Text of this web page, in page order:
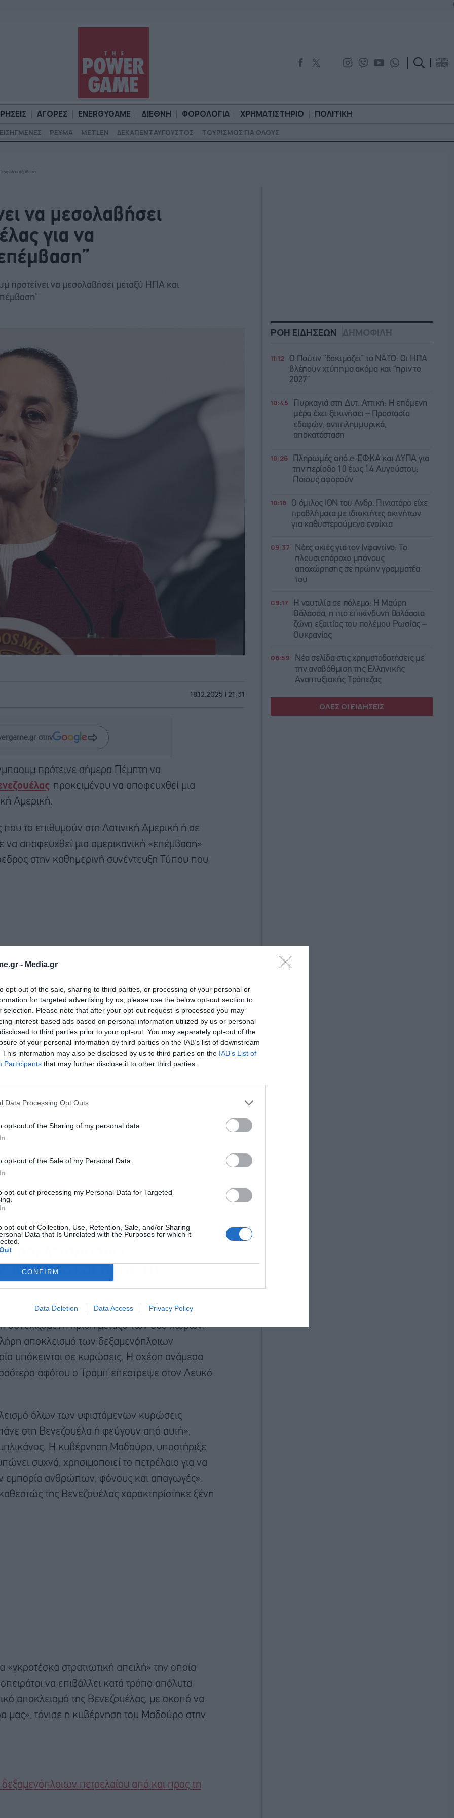
- Media.gr
opt-out of the sale, sharing to third parties, or processing of your personal or
for targeted advertising by us, please use the below opt-out section to
selection. Please note that after your opt-out request is processed you may
interest-based ads based on personal information utilized by us or personal
to third parties prior to your opt-out. You may separately opt-out of the
of your personal information by third parties on the IAB’s list of downstream
This information may also be disclosed by us to third parties on the IAB’s List of
Participants that may further disclose it to other third parties.
Data Processing Opt Outs
opt-out of the Sharing of my personal data.
opt-out of the Sale of my Personal Data.
opt-out of processing my Personal Data for Targeted
opt-out of Collection, Use, Retention, Sale, and/or Sharing
Data that Is Unrelated with the Purposes for which it
CONFIRM
Data Deletion Data Access Privacy Policy
ΑΓΟΡΕΣ ENERGYGAME ΔΙΕΘΝΗ ΦΟΡΟΛΟΓΙΑ ΧΡΗΜΑΤΙΣΤΗΡΙΟ ΠΟΛΙΤΙΚΗ
ΕΙΣΗΓΜΕΝΕΣ ΡΕΥΜΑ METLEN ΔΕΚΑΠΕΝΤΑΥΓΟΥΣΤΟΣ ΤΟΥΡΙΣΜΟΣ ΓΙΑ ΟΛΟΥΣ
ΕΠΙΧΕΙΡΗΣΕΙΣ
επέμβαση”
να μεσολαβήσει
για να
προτείνει να μεσολαβήσει μεταξύ ΗΠΑ και
18.12.2025 | 21:31
στην
πρότεινε σήμερα Πέμπτη να
προκειμένου να αποφευχθεί μια
Αμερική.
το επιθυμούν στη Λατινική Αμερική ή σε
να αποφευχθεί μια αμερικανική «επέμβαση»
στην καθημερινή συνέντευξη Τύπου που
δήλωσε επίσης ότι είναι «στη διάθεση» των
σημειώνοντας ότι πιθανότατα θα μιλήσει με
σε μια προσπάθεια να αποτραπεί ένας
των
από και προς τη
ακόμα περισσότερο την οικονομική πίεση στη
συνεχιζόμενη κρίση μεταξύ των δυο χωρών.
αποκλεισμό των δεξαμενόπλοιων
υπόκεινται σε κυρώσεις. Η σχέση ανάμεσα
αφότου ο Τραμπ επέστρεψε στον Λευκό
όλων των υφιστάμενων κυρώσεις
στη Βενεζουέλα ή φεύγουν από αυτή»,
Η κυβέρνηση Μαδούρο, υποστήριξε
συχνά, χρησιμοποιεί το πετρέλαιο για να
εμπορία ανθρώπων, φόνους και απαγωγές».
της Βενεζουέλας χαρακτηρίστηκε ξένη
«γκροτέσκα στρατιωτική απειλή» την οποία
να επιβάλλει κατά τρόπο απόλυτα
αποκλεισμό της Βενεζουέλας, με σκοπό να
μας», τόνισε η κυβέρνηση του Μαδούρο στην
πετρελαίου από και προς τη
ΡΟΗ ΕΙΔΗΣΕΩΝ ΔΗΜΟΦΙΛΗ
11:12
Ο Πούτιν “δοκιμάζει” το ΝΑΤΟ: Οι ΗΠΑ
βλέπουν χτύπημα ακόμα και “πριν το
2027”
10:45
Πυρκαγιά στη Δυτ. Αττική: Η επόμενη
μέρα έχει ξεκινήσει – Προστασία
εδαφών, αντιπλημμυρικά,
αποκατάσταση
10:26
Πληρωμές από e-ΕΦΚΑ και ΔΥΠΑ για
την περίοδο 10 έως 14 Αυγούστου:
Ποιους αφορούν
10:18
Ο όμιλος ΙΟΝ του Ανδρ. Πινιατάρο είχε
προβλήματα με ιδιοκτήτες ακινήτων
για καθυστερούμενα ενοίκια
09:37
Νέες σκιές για τον Ινφαντίνο: Το
πλουσιοπάροχο μπόνους
αποχώρησης σε πρώην γραμματέα
του
09:17
Η ναυτιλία σε πόλεμο: Η Μαύρη
Θάλασσα, η πιο επικίνδυνη θαλάσσια
ζώνη εξαιτίας του πολέμου Ρωσίας –
Ουκρανίας
08:59
Νέα σελίδα στις χρηματοδοτήσεις με
την αναβάθμιση της Ελληνικής
Αναπτυξιακής Τράπεζας
ΟΛΕΣ ΟΙ ΕΙΔΗΣΕΙΣ